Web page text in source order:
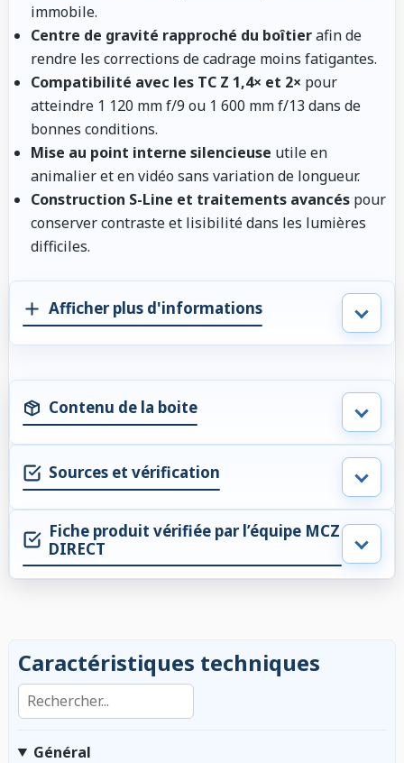
immobile.
Centre de gravité rapproché du boîtierafin de
rendre les corrections de cadrage moins fatigantes.
Compatibilité avec les TC Z 1,4× et 2× pour
atteindre 1 120 mm f/9 ou 1 600 mm f/13 dans de
bonnes conditions.
Mise au point interne silencieuse utile en
animalier et en vidéo sans variation de longueur.
Construction S-Line et traitements avancés pour
conserver contraste et lisibilité dans les lumières
difficiles.
Afficher plus d'informations
Contenu de la boite
Sources et vérification
Fiche produit vérifiée par l’équipe MCZ
DIRECT
Caractéristiques techniques
Rechercher dans les caractéristiques
Général